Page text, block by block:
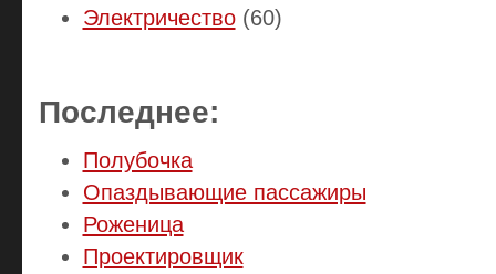
Электричество(60)
Последнее:
Полубочка
Опаздывающие пассажиры
Роженица
Проектировщик